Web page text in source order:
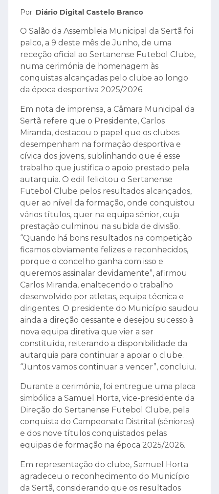
Por: Diário Digital Castelo Branco
O Salão da Assembleia Municipal da Sertã foi
palco, a 9 deste mês de Junho, de uma
receção oficial ao Sertanense Futebol Clube,
numa cerimónia de homenagem às
conquistas alcançadas pelo clube ao longo
da época desportiva 2025/2026.
Em nota de imprensa, a Câmara Municipal da
Sertã refere que o Presidente, Carlos
Miranda, destacou o papel que os clubes
desempenham na formação desportiva e
cívica dos jovens, sublinhando que é esse
trabalho que justifica o apoio prestado pela
autarquia. O edil felicitou o Sertanense
Futebol Clube pelos resultados alcançados,
quer ao nível da formação, onde conquistou
vários títulos, quer na equipa sénior, cuja
prestação culminou na subida de divisão.
“Quando há bons resultados na competição
ficamos obviamente felizes e reconhecidos,
porque o concelho ganha com isso e
queremos assinalar devidamente”, afirmou
Carlos Miranda, enaltecendo o trabalho
desenvolvido por atletas, equipa técnica e
dirigentes. O presidente do Município saudou
ainda a direção cessante e desejou sucesso à
nova equipa diretiva que vier a ser
constituída, reiterando a disponibilidade da
autarquia para continuar a apoiar o clube.
“Juntos vamos continuar a vencer”, concluiu.
Durante a cerimónia, foi entregue uma placa
simbólica a Samuel Horta, vice-presidente da
Direção do Sertanense Futebol Clube, pela
conquista do Campeonato Distrital (séniores)
e dos nove títulos conquistados pelas
equipas de formação na época 2025/2026.
Em representação do clube, Samuel Horta
agradeceu o reconhecimento do Município
da Sertã, considerando que os resultados